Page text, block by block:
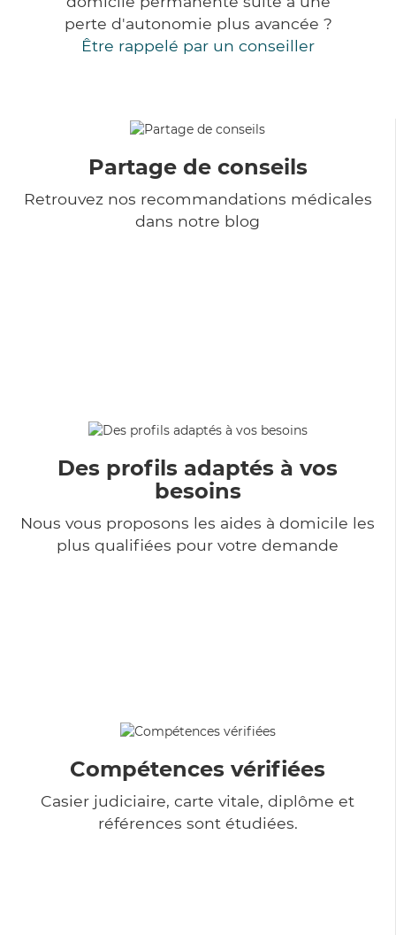
perte d'autonomie plus avancée ?
Être rappelé par un conseiller
Partage de conseils
Retrouvez nos recommandations médicales
dans notre blog
Des profils adaptés à vos
besoins
Nous vous proposons les aides à domicile les
plus qualifiées pour votre demande
Compétences vérifiées
Casier judiciaire, carte vitale, diplôme et
références sont étudiées.